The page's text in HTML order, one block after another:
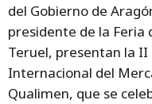
del Gobierno de
presidente de la Feria
Teruel, presentan la II
Internacional del
Qualimen, que se